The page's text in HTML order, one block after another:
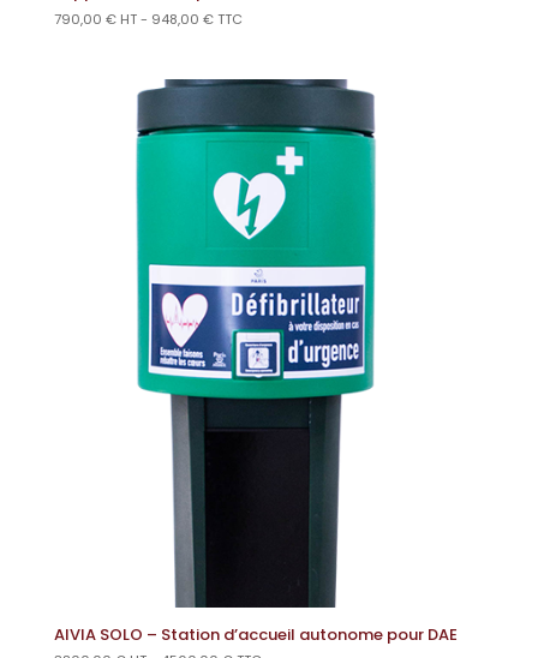
790,00 € HT - 948,00 €TTC
AIVIA SOLO – Station d’accueil autonome pour DAE